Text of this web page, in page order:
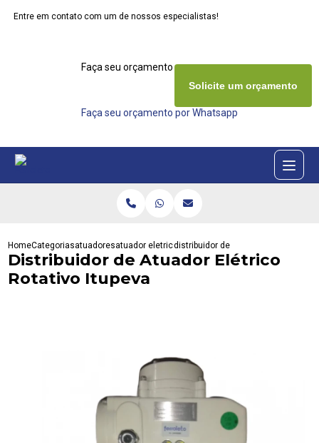
Entre em contato com um de nossos especialistas!
Faça seu orçamento agora mesmo
Faça seu orçamento por Whatsapp
Solicite um orçamento
HomeCategoriasatuadoresatuador eletrico rotativodistribuidor de atuador eletrico
Distribuidor de Atuador Elétrico
Rotativo Itupeva